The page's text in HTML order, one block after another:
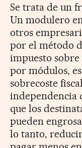
Se trata de un
Un modulero
otros
por el método
impuesto
por módulos,
sobrecoste
independencia
que los
pueden
lo tanto,